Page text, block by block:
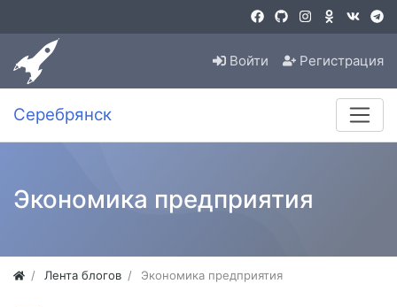
Войти Регистрация
Серебрянск
Экономика предприятия
Лента блогов Экономика предприятия